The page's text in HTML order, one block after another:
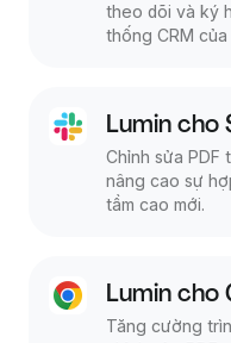
theo dõi và ký
thống CRM của
Lumin cho
Chỉnh sửa PDF
nâng cao sự
tầm cao mới.
Lumin cho
Tăng cường